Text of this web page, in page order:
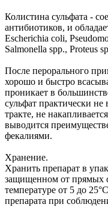
Колистина сульфата -
антибиотиков, и
Escherichia coli,
Salmonella spp., Proteus
После перорального
хорошо и быстро
проникает в
сульфат практически
тракте, не
выводится
фекалиями.
Хранение.
Хранить препарат в
защищенном от прямых
температуре от 5 до
препарата при